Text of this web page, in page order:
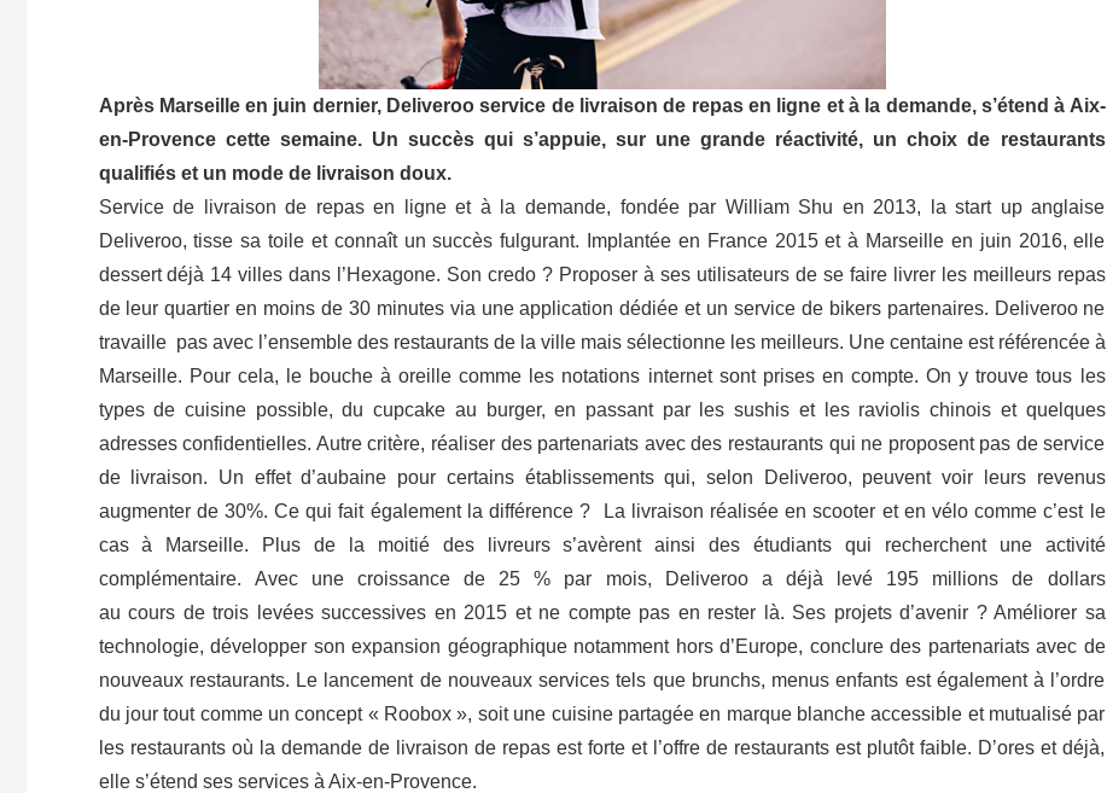
Après Marseille en juin dernier, Deliveroo service de livraison de repas en ligne et à la demande, s’étend à Aix-
en-Provence cette semaine. Un succès qui s’appuie, sur une grande réactivité, un choix de restaurants
qualifiés et un mode de livraison doux.
Service de livraison de repas en ligne et à la demande, fondée par William Shu en 2013, la start up anglaise
Deliveroo, tisse sa toile et connaît un succès fulgurant. Implantée en France 2015 et à Marseille en juin 2016, elle
dessert déjà 14 villes dans l’Hexagone. Son credo ? Proposer à ses utilisateurs de se faire livrer les meilleurs repas
de leur quartier en moins de 30 minutes via une application dédiée et un service de bikers partenaires. Deliveroo ne
travaille pas avec l’ensemble des restaurants de la ville mais sélectionne les meilleurs. Une centaine est référencée à
Marseille. Pour cela, le bouche à oreille comme les notations internet sont prises en compte. On y trouve tous les
types de cuisine possible, du cupcake au burger, en passant par les sushis et les raviolis chinois et quelques
adresses confidentielles. Autre critère, réaliser des partenariats avec des restaurants qui ne proposent pas de service
de livraison. Un effet d’aubaine pour certains établissements qui, selon Deliveroo, peuvent voir leurs revenus
augmenter de 30%. Ce qui fait également la différence ? La livraison réalisée en scooter et en vélo comme c’est le
cas à Marseille. Plus de la moitié des livreurs s’avèrent ainsi des étudiants qui recherchent une activité
complémentaire. Avec une croissance de 25 % par mois, Deliveroo a déjà levé 195 millions de dollars
au cours de trois levées successives en 2015 et ne compte pas en rester là. Ses projets d’avenir ? Améliorer sa
technologie, développer son expansion géographique notamment hors d’Europe, conclure des partenariats avec de
nouveaux restaurants. Le lancement de nouveaux services tels que brunchs, menus enfants est également à l’ordre
du jour tout comme un concept « Roobox », soit une cuisine partagée en marque blanche accessible et mutualisé par
les restaurants où la demande de livraison de repas est forte et l’offre de restaurants est plutôt faible. D’ores et déjà,
elle s’étend ses services à Aix-en-Provence.